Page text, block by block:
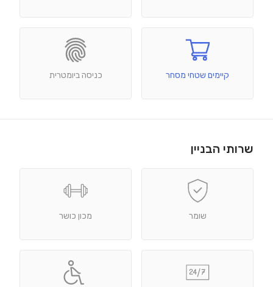
קיימים שטחי מסחר כניסה ביומטרית
שרותי הבניין
שומר מכון כושר